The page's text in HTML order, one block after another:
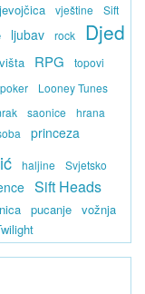
vještine
Sift
ljubav rock
Djed
RPG topovi
poker Looney Tunes
saonice hrana
princeza
haljine
Svjetsko
Sift Heads
pucanje vožnja